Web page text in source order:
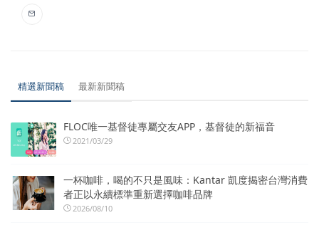
精選新聞稿 最新新聞稿
FLOC唯一基督徒專屬交友APP，基督徒的新福音
2021/03/29
一杯咖啡，喝的不只是風味：Kantar 凱度揭密台灣消費
者正以永續標準重新選擇咖啡品牌
2026/08/10